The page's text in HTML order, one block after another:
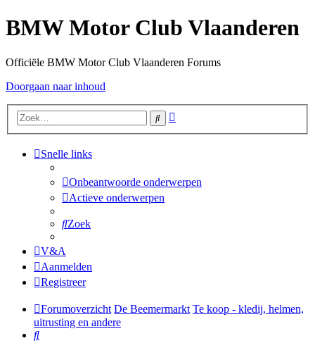
BMW Motor Club Vlaanderen
Officiële BMW Motor Club Vlaanderen Forums
Doorgaan naar inhoud
Zoek
Snelle links
Onbeantwoorde onderwerpen
Actieve onderwerpen
Zoek
V&A
Aanmelden
Registreer
Forumoverzicht De Beemermarkt Te koop - kledij, helmen,
uitrusting en andere
Zoek